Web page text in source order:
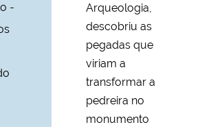
-
Arqueologia,
descobriu as
pegadas que
viriam a
transformar a
pedreira no
monumento